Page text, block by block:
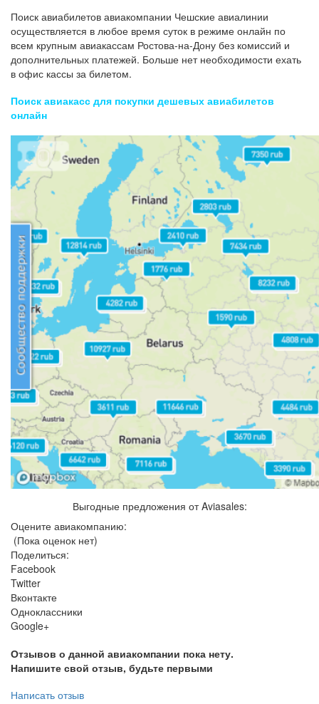
Поиск авиабилетов авиакомпании Чешские авиалинии
осуществляется в любое время суток в режиме онлайн по
всем крупным авиакассам Ростова-на-Дону без комиссий и
дополнительных платежей. Больше нет необходимости ехать
в офис кассы за билетом.
Поиск авиакасс для покупки дешевых авиабилетов
онлайн
Выгодные предложения от Aviasales:
Оцените авиакомпанию:
(Пока оценок нет)
Поделиться:
Facebook
Twitter
Вконтакте
Одноклассники
Google+
Отзывов о данной авиакомпании пока нету.
Напишите свой отзыв, будьте первыми
Написать отзыв